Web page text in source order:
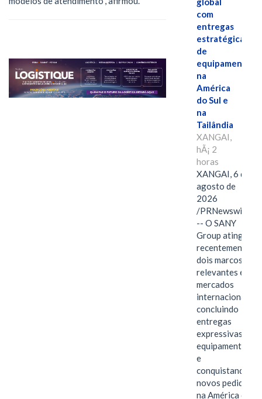
com
entregas
estratégicas
de
equipamentos
na
América
do Sul e
na
Tailândia
XANGAI,
hÃ¡ 2
horas
XANGAI, 6 de
agosto de
2026
/PRNewswire/
-- O SANY
Group atingiu
recentemente
dois marcos
relevantes em
mercados
internacionais,
concluindo
entregas
expressivas de
equipamentos
e
conquistando
novos pedidos
na América do